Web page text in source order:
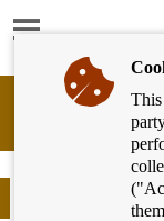
Show
Banking
Banco
España
¡No bajes